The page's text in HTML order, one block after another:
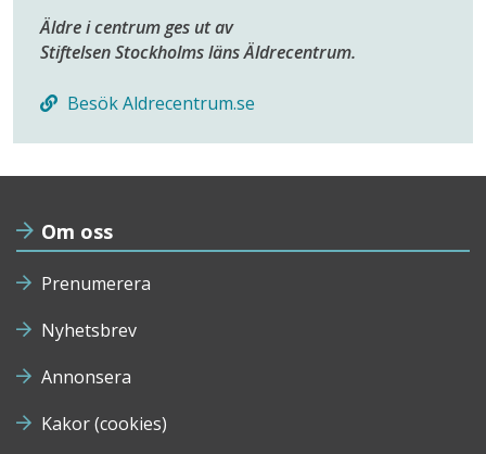
Äldre i centrum ges ut av
Stiftelsen Stockholms läns Äldrecentrum.
Besök Aldrecentrum.se
Om oss
Prenumerera
Nyhetsbrev
Annonsera
Kakor (cookies)